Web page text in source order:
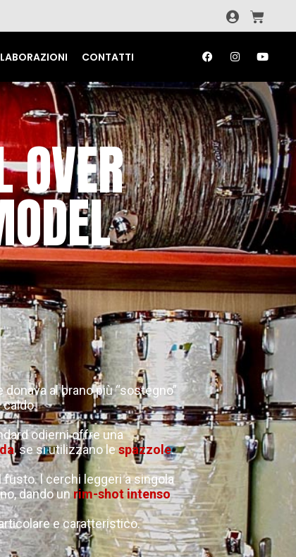
CONTATTI
OVER
al brano più “sostegno”
caldo.
odierni offre una
, se si utilizzano lespazzole.
l cerchi leggeri a singola
dando unrim-shot intenso
e caratteristico.